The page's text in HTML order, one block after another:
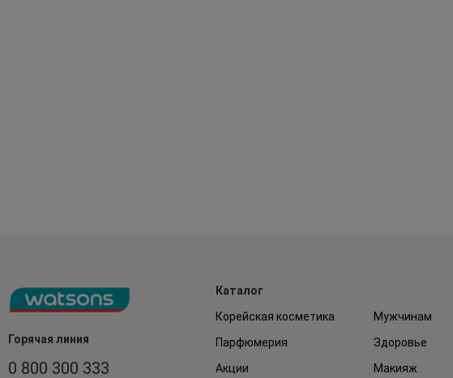
Горячая линия
0 800 300 333
Каталог
Корейская косметика
Мужчинам
Парфюмерия
Здоровье
Акции
Макияж